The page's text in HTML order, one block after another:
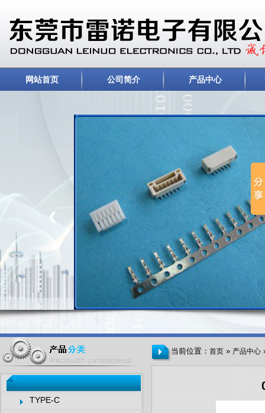
网站首页 公司简介 产品中心
❮
TYPE-C
当前位置： 首页 » 产品中心